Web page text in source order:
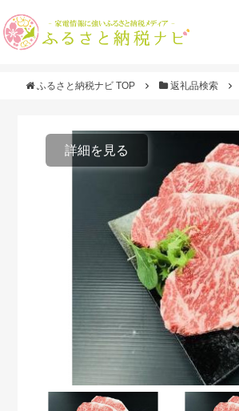
ふるさと納税ナビ TOP 返礼品検索
詳細を見る